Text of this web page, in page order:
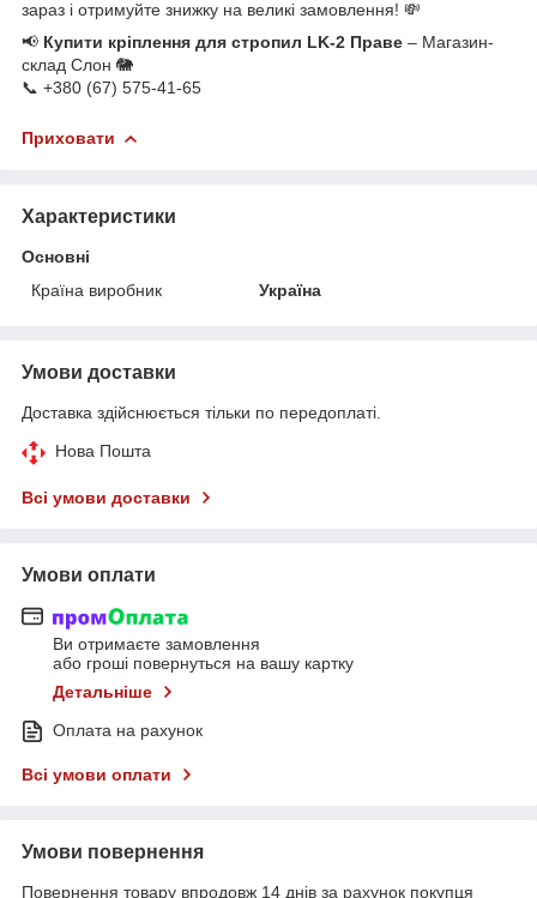
зараз і отримуйте знижку на великі замовлення! 💸
📢 Купити кріплення для стропил LK-2 Праве – Магазин-
склад Слон 🐘
📞 +380 (67) 575-41-65
Приховати
Характеристики
Основні
Країна виробник
Україна
Умови доставки
Доставка здійснюється тільки по передоплаті.
Нова Пошта
Всі умови доставки
Умови оплати
Ви отримаєте замовлення
або гроші повернуться на вашу картку
Детальніше
Оплата на рахунок
Всі умови оплати
Умови повернення
Повернення товару впродовж 14 днів за рахунок покупця